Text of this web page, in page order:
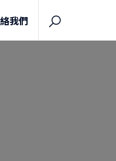
我們